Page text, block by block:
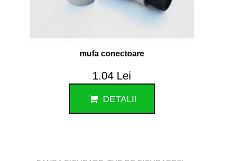
mufa conectoare
1.04 Lei
DETALII